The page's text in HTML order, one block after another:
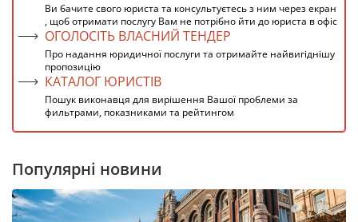
Ви бачите свого юриста та консультуєтесь з ним через екран
, щоб отримати послугу Вам не потрібно йти до юриста в офіс
ОГОЛОСІТЬ ВЛАСНИЙ ТЕНДЕР
Про надання юридичної послуги та отримайте найвигіднішу
пропозицію
КАТАЛОГ ЮРИСТІВ
Пошук виконавця для вирішення Вашої проблеми за
фильтрами, показниками та рейтингом
Популярні новини